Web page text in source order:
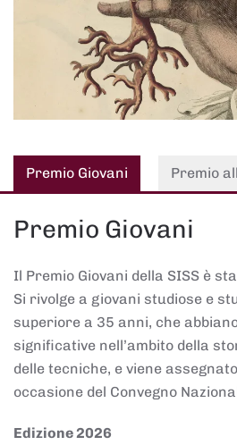
Premio Giovani Premio
Premio Giovani
Il Premio Giovani della SISS è
Si rivolge a giovani studiose e
superiore a 35 anni, che
significative nell’ambito della
delle tecniche, e viene
occasione del Convegno
Edizione 2026